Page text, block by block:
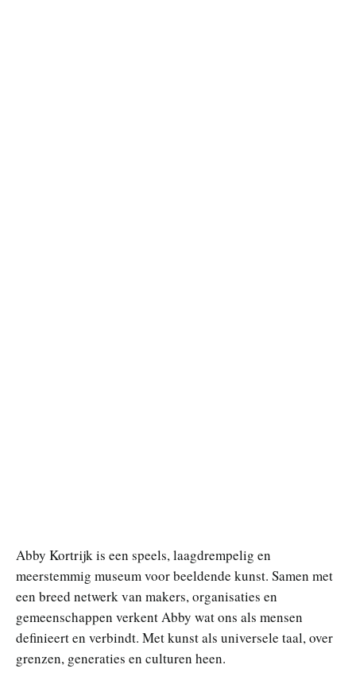
Abby Kortrijk is een speels, laagdrempelig en
meerstemmig museum voor beeldende kunst. Samen met
een breed netwerk van makers, organisaties en
gemeenschappen verkent Abby wat ons als mensen
definieert en verbindt. Met kunst als universele taal, over
grenzen, generaties en culturen heen.